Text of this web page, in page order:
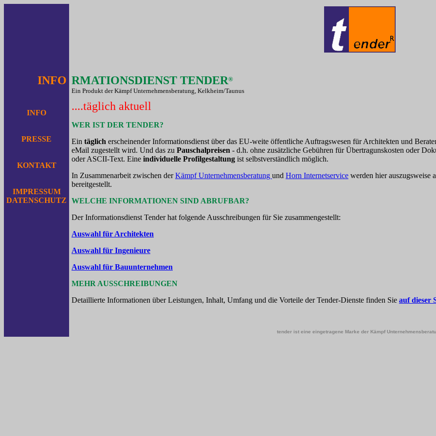
INFO RMATIONSDIENST TENDER®
Ein Produkt der Kämpf Unternehmensberatung, Kelkheim/Taunus
INFO
PRESSE
KONTAKT
IMPRESSUM
DATENSCHUTZ
....täglich aktuell
WER IST DER TENDER?
Ein täglich erscheinender Informationsdienst über das EU-weite öffentliche Auftragswesen für Architekten und
eMail zugestellt wird. Und das zu Pauschalpreisen - d.h. ohne zusätzliche Gebühren für Übertragunskosten oder
oder ASCII-Text. Eine individuelle Profilgestaltung ist selbstverständlich möglich.
In Zusammenarbeit zwischen derKämpf Unternehmensberatung und Horn Internetservice werden hier auszugsweise
bereitgestellt.
WELCHE INFORMATIONEN SIND ABRUFBAR?
Der Informationsdienst Tender hat folgende Ausschreibungen für Sie zusammengestellt:
Auswahl für Architekten
Auswahl für Ingenieure
Auswahl für Bauunternehmen
MEHR AUSSCHREIBUNGEN
Detaillierte Informationen über Leistungen, Inhalt, Umfang und die Vorteile der Tender-Dienste finden Sie auf dieser
tender ist eine eingetragene Marke der Kämpf